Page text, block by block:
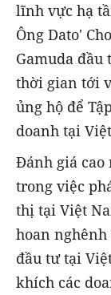
lĩnh vực hạ
Ông Dato'
Gamuda đầu
thời gian tới
ủng hộ để
doanh tại
Đánh giá cao
trong việc
thị tại Việt
hoan
đầu tư tại
khích các